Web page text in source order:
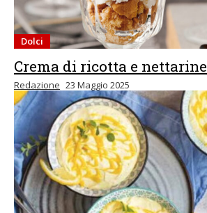
Dolci
Crema di ricotta e nettarine
Redazione 23 Maggio 2025